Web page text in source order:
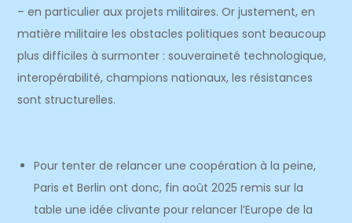
– en particulier aux projets militaires. Or justement, en
matière militaire les obstacles politiques sont beaucoup
plus difficiles à surmonter : souveraineté technologique,
interopérabilité, champions nationaux, les résistances
sont structurelles.
Pour tenter de relancer une coopération à la peine,
Paris et Berlin ont donc, fin août 2025 remis sur la
table une idée clivante pour relancer l’Europe de la